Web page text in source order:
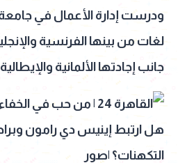
ودرست إدارة الأعمال في
لغات من بينها الفرنسية
جانب إجادتها الألمانية